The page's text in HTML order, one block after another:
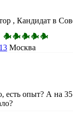
, Кандидат в
Москва
есть опыт? А на